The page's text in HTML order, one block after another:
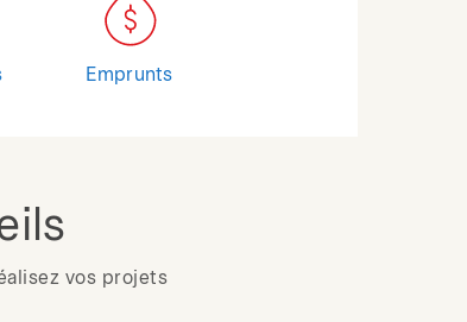
Emprunts
vos projets